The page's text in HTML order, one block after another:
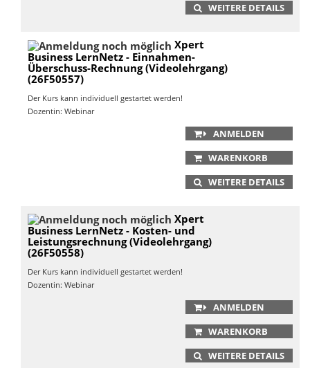
WEITERE DETAILS
Xpert
Business LernNetz - Einnahmen-
Überschuss-Rechnung (Videolehrgang)
(26F50557)
Der Kurs kann individuell gestartet werden!
Dozentin: Webinar
ANMELDEN
WARENKORB
WEITERE DETAILS
Xpert
Business LernNetz - Kosten- und
Leistungsrechnung (Videolehrgang)
(26F50558)
Der Kurs kann individuell gestartet werden!
Dozentin: Webinar
ANMELDEN
WARENKORB
WEITERE DETAILS